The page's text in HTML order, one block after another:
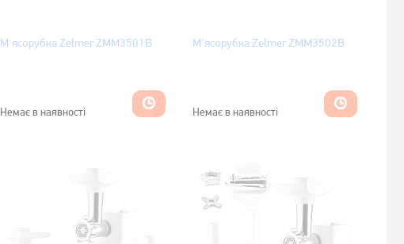
М'ясорубка Zelmer ZMM3501B
Немає в наявності
М'ясорубка Zelmer ZMM3502B
Немає в наявності